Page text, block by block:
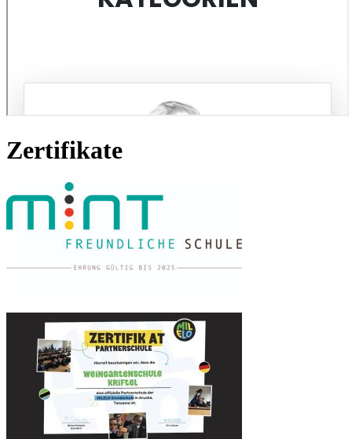
Zertifikate